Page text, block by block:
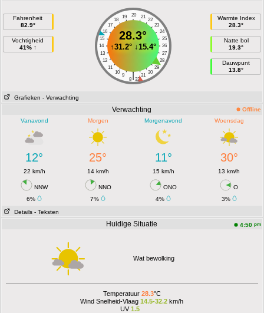
Fahrenheit
82.9°
Vochtigheid
41% ↑
20
19 21
18
22
17
23
16
24
15
25
14
26
13
27
12
28
11
29
10
30
9 31
|
8 32
28.3°
↑31.2°↓15.4°
Warmte Index
28.3°
Natte bol
19.3°
Dauwpunt
13.8°
Grafieken - Verwachting
Verwachting
Offline
Vanavond
Morgen Morgenavond Woensdag
12° 25° 11° 30°
22 km/h 14 km/h 15 km/h 13 km/h
NNW NNO ONO
O
6%
7% 4%
3%
Details - Teksten
Huidige Situatie 4:50 pm
Wat bewolking
Temperatuur 28.3°C
Wind Snelheid-Vlaag 14.5-32.2 km/h
UV1.5